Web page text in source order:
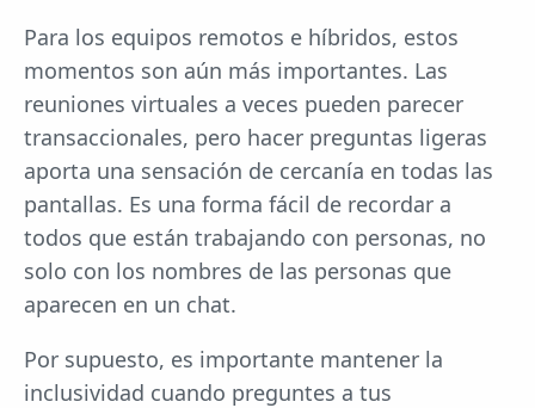
Para los equipos remotos e híbridos, estos
momentos son aún más importantes. Las
reuniones virtuales a veces pueden parecer
transaccionales, pero hacer preguntas ligeras
aporta una sensación de cercanía en todas las
pantallas. Es una forma fácil de recordar a
todos que están trabajando con personas, no
solo con los nombres de las personas que
aparecen en un chat.
Por supuesto, es importante mantener la
inclusividad cuando preguntes a tus